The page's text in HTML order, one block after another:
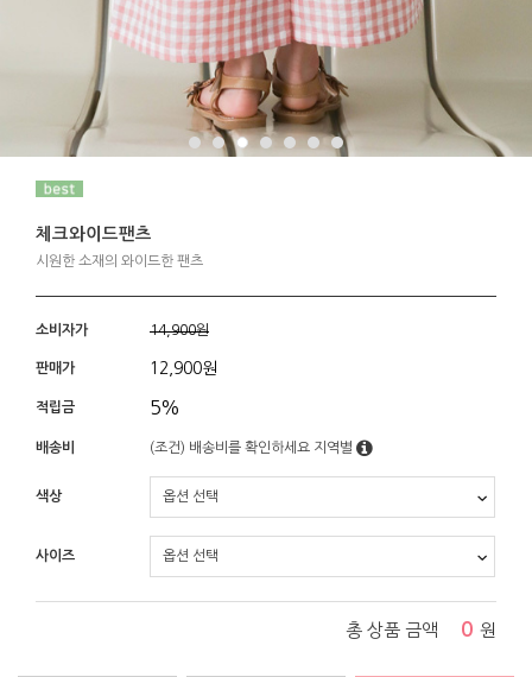
체크와이드팬츠
시원한 소재의 와이드한 팬츠
소비자가 14,900원
판매가 12,900원
적립금 5%
배송비 (조건) 배송비를 확인하세요 지역별
색상
사이즈
총 상품 금액 0 원